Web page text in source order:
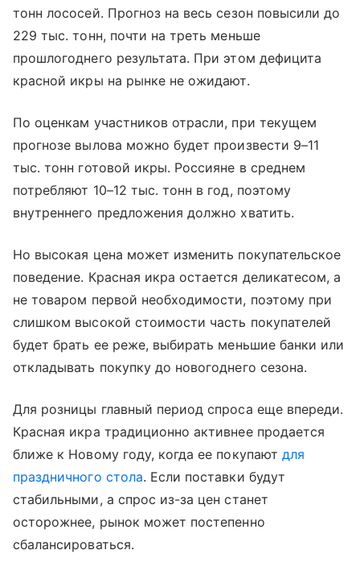
тонн лососей. Прогноз на весь сезон повысили до
229 тыс. тонн, почти на треть меньше
прошлогоднего результата. При этом дефицита
красной икры на рынке не ожидают.
По оценкам участников отрасли, при текущем
прогнозе вылова можно будет произвести 9–11
тыс. тонн готовой икры. Россияне в среднем
потребляют 10–12 тыс. тонн в год, поэтому
внутреннего предложения должно хватить.
Но высокая цена может изменить покупательское
поведение. Красная икра остается деликатесом, а
не товаром первой необходимости, поэтому при
слишком высокой стоимости часть покупателей
будет брать ее реже, выбирать меньшие банки или
откладывать покупку до новогоднего сезона.
Для розницы главный период спроса еще впереди.
Красная икра традиционно активнее продается
ближе к Новому году, когда ее покупают для
праздничного стола. Если поставки будут
стабильными, а спрос из-за цен станет
осторожнее, рынок может постепенно
сбалансироваться.